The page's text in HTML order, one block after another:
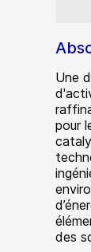
Une
pour
des